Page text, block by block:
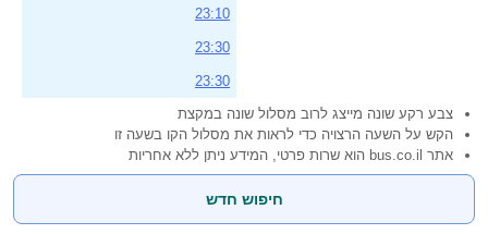
23:10
23:30
23:30
צבע רקע שונה מייצג לרוב מסלול שונה במקצת
הקש על השעה הרצויה כדי לראות את מסלול הקו בשעה זו
אתר bus.co.il הוא שרות פרטי, המידע ניתן ללא אחריות
חיפוש חדש